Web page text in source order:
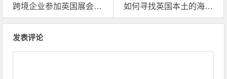
跨境企业参加英国展会，怎样把产品顺利送到展馆？
如何寻找英国本土的海外仓来存放展品货物
发表评论